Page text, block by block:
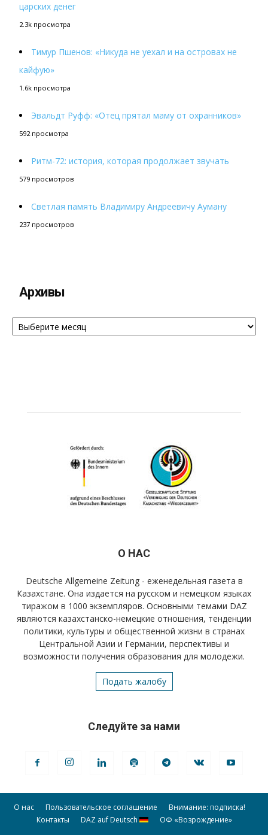
царских денег
2.3k просмотра
Тимур Пшенов: «Никуда не уехал и на островах не
кайфую»
1.6k просмотра
Эвальдт Руфф: «Отец прятал маму от охранников»
592 просмотра
Ритм-72: история, которая продолжает звучать
579 просмотров
Светлая память Владимиру Андреевичу Ауману
237 просмотров
Архивы
Архивы
О НАС
Deutsche Allgemeine Zeitung - еженедельная газета в
Казахстане. Она издается на русском и немецком языках
тиражом в 1000 экземпляров. Основными темами DAZ
являются казахстанско-немецкие отношения, тенденции
политики, культуры и общественной жизни в странах
Центральной Азии и Германии, перспективы и
возможности получения образования для молодежи.
Подать жалобу
Следуйте за нами
О нас Пользовательское соглашение
Внимание: подписка!
Контакты
DAZ auf Deutsch ОФ «Возрождение»